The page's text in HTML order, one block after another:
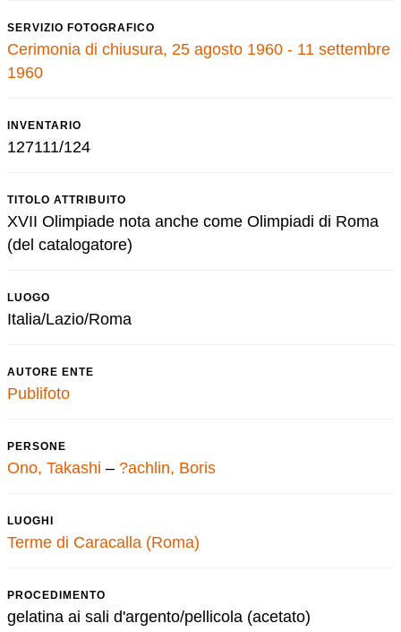
SERVIZIO FOTOGRAFICO
Cerimonia di chiusura, 25 agosto 1960 - 11 settembre
1960
INVENTARIO
127111/124
TITOLO ATTRIBUITO
XVII Olimpiade nota anche come Olimpiadi di Roma
(del catalogatore)
LUOGO
Italia/Lazio/Roma
AUTORE ENTE
Publifoto
PERSONE
Ono, Takashi – ?achlin, Boris
LUOGHI
Terme di Caracalla (Roma)
PROCEDIMENTO
gelatina ai sali d'argento/pellicola (acetato)